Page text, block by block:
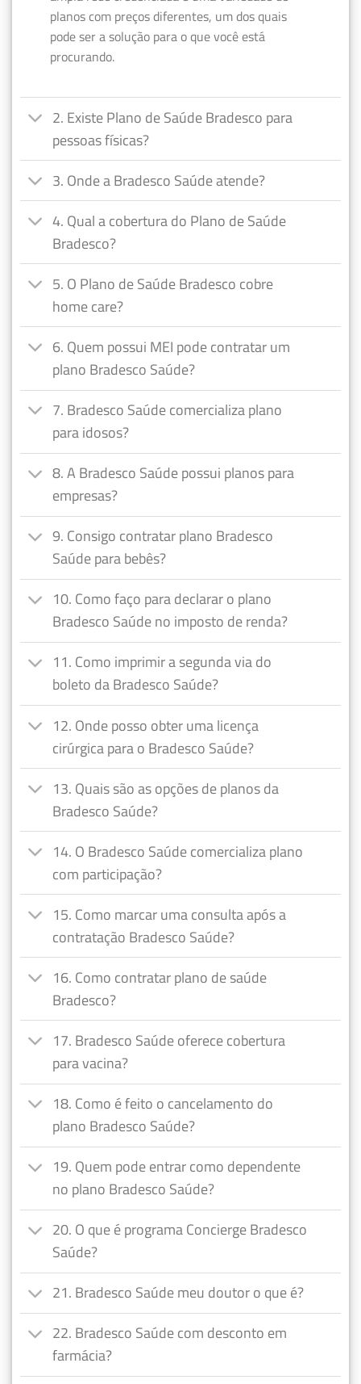
planos com preços diferentes, um dos quais
pode ser a solução para o que você está
procurando.
2. Existe Plano de Saúde Bradesco para
pessoas físicas?
3. Onde a Bradesco Saúde atende?
4. Qual a cobertura do Plano de Saúde
Bradesco?
5. O Plano de Saúde Bradesco cobre
home care?
6. Quem possui MEI pode contratar um
plano Bradesco Saúde?
7. Bradesco Saúde comercializa plano
para idosos?
8. A Bradesco Saúde possui planos para
empresas?
9. Consigo contratar plano Bradesco
Saúde para bebês?
10. Como faço para declarar o plano
Bradesco Saúde no imposto de renda?
11. Como imprimir a segunda via do
boleto da Bradesco Saúde?
12. Onde posso obter uma licença
cirúrgica para o Bradesco Saúde?
13. Quais são as opções de planos da
Bradesco Saúde?
14. O Bradesco Saúde comercializa plano
com participação?
15. Como marcar uma consulta após a
contratação Bradesco Saúde?
16. Como contratar plano de saúde
Bradesco?
17. Bradesco Saúde oferece cobertura
para vacina?
18. Como é feito o cancelamento do
plano Bradesco Saúde?
19. Quem pode entrar como dependente
no plano Bradesco Saúde?
20. O que é programa Concierge Bradesco
Saúde?
21. Bradesco Saúde meu doutor o que é?
22. Bradesco Saúde com desconto em
farmácia?